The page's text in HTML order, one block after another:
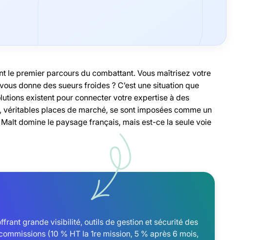
le premier parcours du combattant. Vous maîtrisez votre
donne des sueurs froides ? C’est une situation que
existent pour connecter votre expertise à des
places de marché, se sont imposées comme un
domine le paysage français, mais est-ce la seule voie
grande visibilité, outils de gestion et sécurité des
(10 % HT la 1re mission, 5 % après 6 mois,